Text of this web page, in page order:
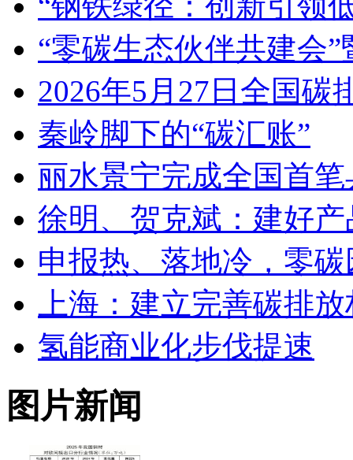
“零碳生态伙伴共建会
2026年5月27日全国碳
秦岭脚下的“碳汇账”
丽水景宁完成全国首
徐明、贺克斌：建好
申报热、落地冷，零
上海：建立完善碳排
氢能商业化步伐提速
图片新闻